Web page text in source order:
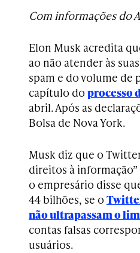
Com informações do
Elon Musk acredita
ao não atender às
spam e do volume de
capítulo do processo
abril. Após as
Bolsa de Nova York.
Musk diz que o
direitos à
o empresário disse
44 bilhões, se o
não ultrapassam o
contas falsas
usuários.